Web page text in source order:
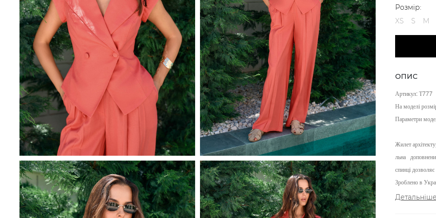
Розмір:
XS
S M
ОПИС
Артикул: Т777
На моделі
Параметри
Жилет
льна
спинці
Зроблено в